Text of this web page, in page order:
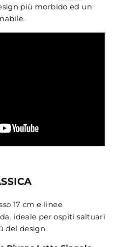
più morbido ed un
17 cm e linee
ideale per ospiti saltuari
del design.